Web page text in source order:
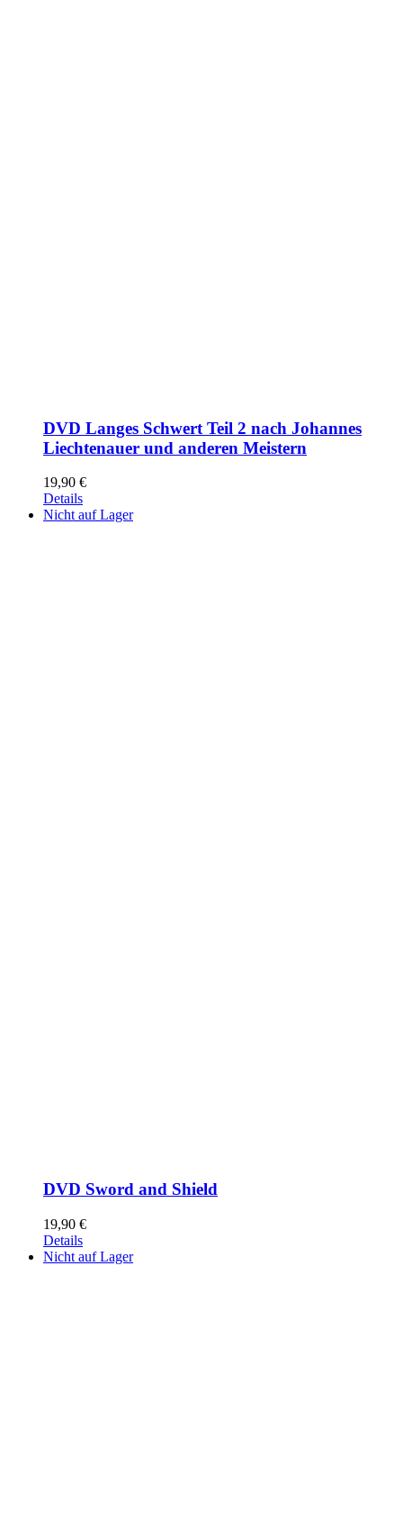
DVD Langes Schwert Teil 2 nach Johannes
Liechtenauer und anderen Meistern
19,90 €
Details
Nicht auf Lager
DVD Sword and Shield
19,90 €
Details
Nicht auf Lager